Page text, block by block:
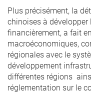
Plus précisément, la
chinoises à
financièrement, a fait
macroéconomiques,
régionales avec le
développement
différentes régions
réglementation sur le